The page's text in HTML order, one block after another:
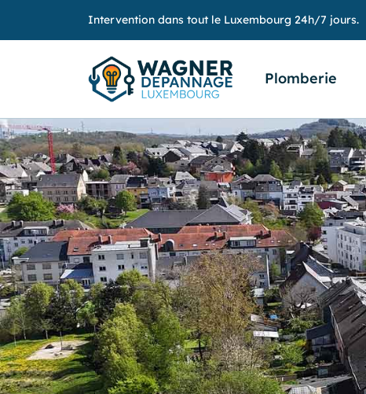
Intervention dans tout le Luxembourg 24h/7 jours.
Plomberie